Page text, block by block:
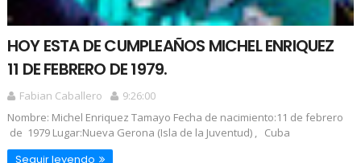
HOY ESTA DE CUMPLEAÑOS MICHEL ENRIQUEZ
11 DE FEBRERO DE 1979.
Fabian Caballero
9:26:00
Nombre: Michel Enriquez Tamayo Fecha de nacimiento:11 de febrero
de 1979 Lugar:Nueva Gerona (Isla de la Juventud) , Cuba
Seguir leyendo